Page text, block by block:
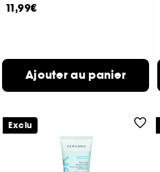
11,99€
Ajouter au panier
Exclu